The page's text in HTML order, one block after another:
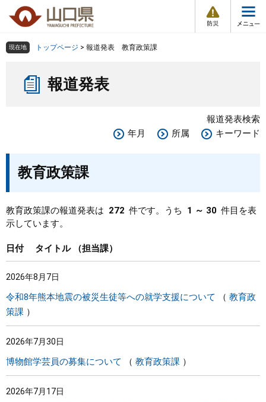
の
ー
メ
組織で探す
Other Languages
くらし・環境
教育・文化・スポーツ
しごと・産業・観光
県政情報
現在地 トップページ > 報道発表 教育政策課
報道発表
報道発表検索
年月
所属 キーワード
教育政策課
教育政策課の報道発表は 272 件です。うち 1 ～ 30 件目を表
示しています。
日付 タイトル 担当課
2026年8月7日
令和8年熊本地震の被災生徒等への就学支援について
教育政
策課
2026年7月30日
博物館学芸員の募集について 教育政策課
2026年7月17日